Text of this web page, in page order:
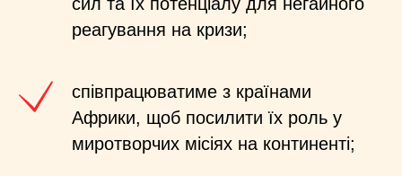
сил та їх потенціалу для негайного
реагування на кризи;
співпрацюватиме з країнами
Африки, щоб посилити їх роль у
миротворчих місіях на континенті;